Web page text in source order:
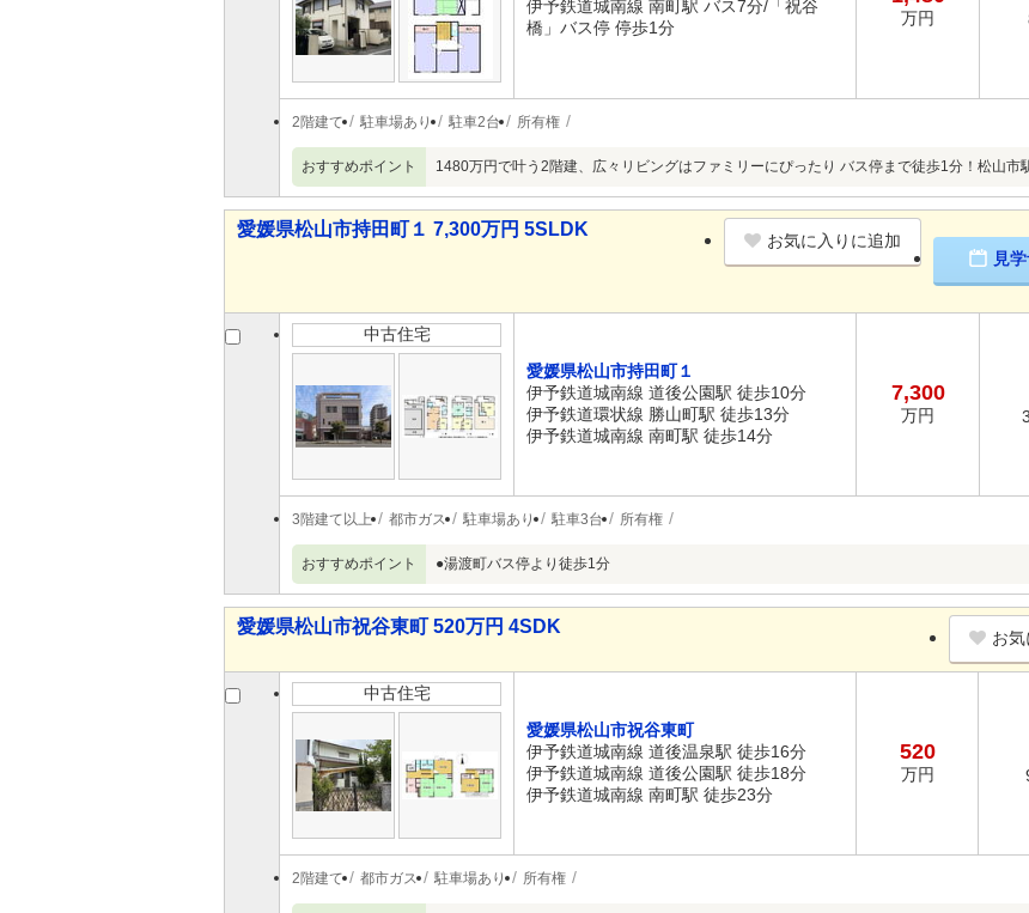
伊予鉄道城南線 南町駅 バス7分/「祝谷
橋」バス停 停歩1分
万円
2階建て 駐車場あり 駐車2台 所有権
おすすめポイント 1480万円で叶う2階建、広々リビングはファミリーにぴったり バス停まで徒歩1分！松山市
愛媛県松山市持田町１ 7,300万円 5SLDK
お気に入りに追加
見
中古住宅
愛媛県松山市持田町１
伊予鉄道城南線 道後公園駅 徒歩10分
伊予鉄道環状線 勝山町駅 徒歩13分
伊予鉄道城南線 南町駅 徒歩14分
7,300
万円
3階建て以上 都市ガス 駐車場あり 駐車3台 所有権
おすすめポイント ●湯渡町バス停より徒歩1分
愛媛県松山市祝谷東町 520万円 4SDK
お
中古住宅
愛媛県松山市祝谷東町
伊予鉄道城南線 道後温泉駅 徒歩16分
伊予鉄道城南線 道後公園駅 徒歩18分
伊予鉄道城南線 南町駅 徒歩23分
520
万円
2階建て 都市ガス 駐車場あり 所有権